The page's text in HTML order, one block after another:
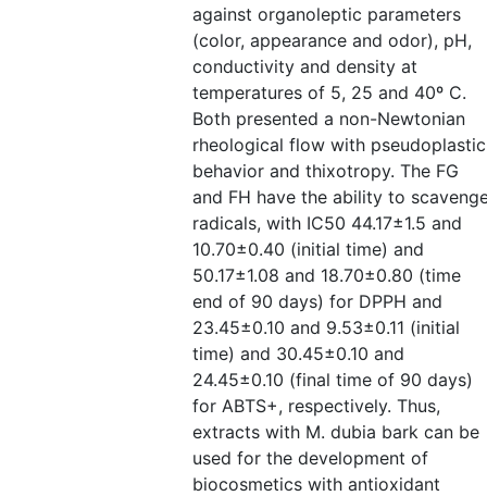
against organoleptic parameters
(color, appearance and odor), pH,
conductivity and density at
temperatures of 5, 25 and 40º C.
Both presented a non-Newtonian
rheological flow with pseudoplastic
behavior and thixotropy. The FG
and FH have the ability to
radicals, with IC50 44.17±1.5 and
10.70±0.40 (initial time) and
50.17±1.08 and 18.70±0.80 (time
end of 90 days) for DPPH and
23.45±0.10 and 9.53±0.11 (initial
time) and 30.45±0.10 and
24.45±0.10 (final time of 90 days)
for ABTS+, respectively. Thus,
extracts with M. dubia bark can be
used for the development of
biocosmetics with antioxidant